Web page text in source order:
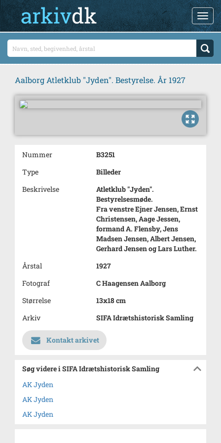
Aalborg Atletklub "Jyden". Bestyrelse. År 1927
Nummer
B3251
Type
Billeder
Beskrivelse
Atletklub "Jyden".
Bestyrelsesmøde.
Fra venstre Ejner Jensen, Ernst
Christensen, Aage Jessen,
formand A. Flensby, Jens
Madsen Jensen, Albert Jensen,
Gerhard Jensen og Lars Luther.
Årstal
1927
Fotograf
C Haagensen Aalborg
Størrelse
13x18 cm
Arkiv
SIFA Idrætshistorisk Samling
Kontakt arkivet
Søg videre i SIFA Idrætshistorisk Samling
AK Jyden
AK Jyden
AK Jyden